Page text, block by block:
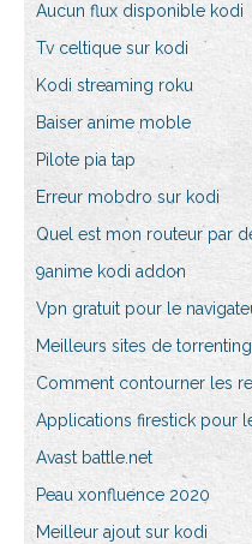
Aucun flux disponible kodi
Tv celtique sur kodi
Kodi streaming roku
Baiser anime moble
Pilote pia tap
Erreur mobdro sur kodi
Quel est mon routeur par
9anime kodi addon
Vpn gratuit pour le
Meilleurs sites de
Comment contourner les
Applications firestick pour
Avast battle.net
Peau xonfluence 2020
Meilleur ajout sur kodi